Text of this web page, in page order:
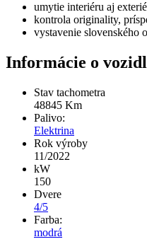
umytie interiéru aj
kontrola originality,
vystavenie slovenského
Informácie o
Stav tachometra
48845 Km
Palivo:
Elektrina
Rok výroby
11/2022
kW
150
Dvere
4/5
Farba:
modrá